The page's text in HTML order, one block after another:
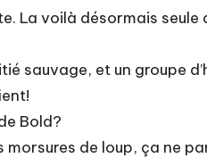
La voilà désormais
sauvage, et un groupe
Bold?
morsures de loup, ça ne